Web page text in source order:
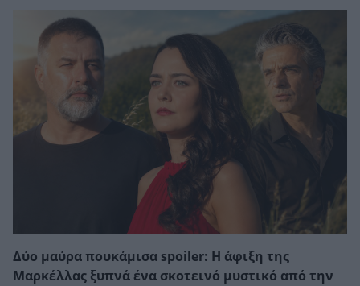
Δύο μαύρα πουκάμισα spoiler: Η άφιξη της
Μαρκέλλας ξυπνά ένα σκοτεινό μυστικό από την